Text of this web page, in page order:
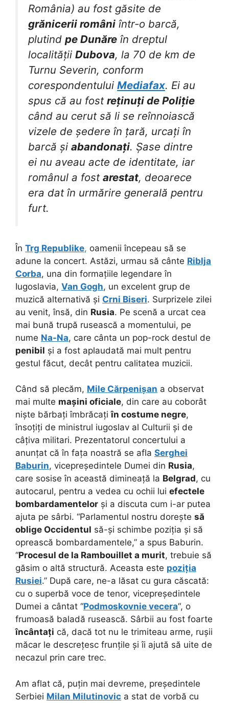
România) au fost găsite de
grănicerii români într-o barcă,
plutind pe Dunăre în dreptul
localității Dubova, la 70 de km de
Turnu Severin, conform
corespondentului Mediafax. Ei au
spus că au fost reținuți de Poliție
când au cerut să li se reînnoiască
vizele de ședere în țară, urcați în
barcă și abandonați. Șase dintre
ei nu aveau acte de identitate, iar
românul a fost arestat, deoarece
era dat în urmărire generală pentru
furt.
În Trg Republike, oamenii începeau să se
adune la concert. Astăzi, urmau să cânte Riblja
Corba, una din formațiile legendare în
Iugoslavia, Van Gogh, un excelent grup de
muzică alternativă și Crni Biseri. Surprizele zilei
au venit, însă, din Rusia. Pe scenă a urcat cea
mai bună trupă rusească a momentului, pe
nume Na-Na, care cânta un pop-rock destul de
penibil și a fost aplaudată mai mult pentru
gestul făcut, decât pentru calitatea muzicii.
Când să plecăm, Mile Cărpenișan a observat
mai multe mașini oficiale, din care au coborât
niște bărbați îmbrăcațiîn costume negre,
însoțiți de ministrul iugoslav al Culturii și de
câțiva militari. Prezentatorul concertului a
anunțat că în fața noastră se afla Serghei
Baburin, vicepreședintele Dumei din Rusia,
care sosise în această dimineață la Belgrad, cu
autocarul, pentru a vedea cu ochii lui efectele
bombardamentelor și a discuta cum i-ar putea
ajuta pe sârbi. “Parlamentul nostru dorește să
oblige Occidentul să-și schimbe poziția și să
oprească bombardamentele,” a spus Baburin.
“Procesul de la Rambouillet a murit, trebuie să
găsim o altă structură. Aceasta este poziția
Rusiei.” După care, ne-a lăsat cu gura căscată:
cu o superbă voce de tenor, vicepreședintele
Dumei a cântat “Podmoskovnie vecera“, o
frumoasă baladă rusească. Sârbii au fost foarte
încântați că, dacă tot nu le trimiteau arme, rușii
măcar le descrețesc frunțile și îi ajută să uite de
necazul prin care trec.
Am aflat că, puțin mai devreme, președintele
Serbiei Milan Milutinovic a stat de vorbă cu